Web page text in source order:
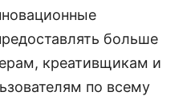
больше
креативщикам и
по всему